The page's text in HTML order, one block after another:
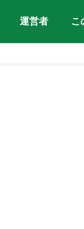
運営者 こ